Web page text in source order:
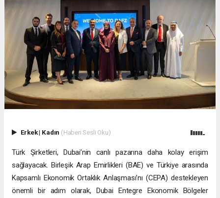
Erkek| Kadın (Haberi Sesli Oku)
Türk Şirketleri, Dubai’nin canlı pazarına daha kolay erişim
sağlayacak. Birleşik Arap Emirlikleri (BAE) ve Türkiye arasında
Kapsamlı Ekonomik Ortaklık Anlaşması’nı (CEPA) destekleyen
önemli bir adım olarak, Dubai Entegre Ekonomik Bölgeler